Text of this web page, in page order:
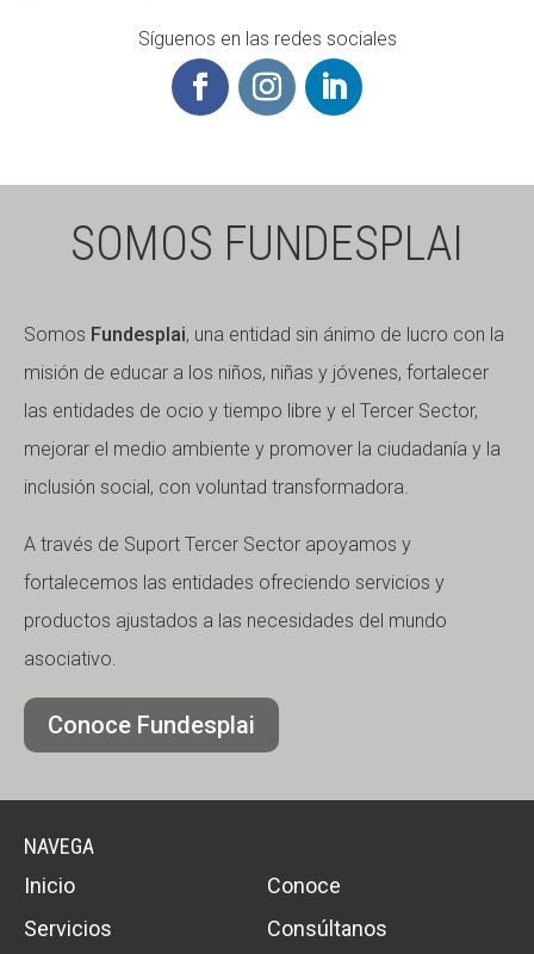
Síguenos en las redes sociales
SOMOS FUNDESPLAI
Somos Fundesplai, una entidad sin ánimo de lucro con la
misión de educar a los niños, niñas y jóvenes, fortalecer
las entidades de ocio y tiempo libre y el Tercer Sector,
mejorar el medio ambiente y promover la ciudadanía y la
inclusión social, con voluntad transformadora.
A través de Suport Tercer Sector apoyamos y
fortalecemos las entidades ofreciendo servicios y
productos ajustados a las necesidades del mundo
asociativo.
Conoce Fundesplai
NAVEGA
Inicio
Conoce
Servicios
Consúltanos